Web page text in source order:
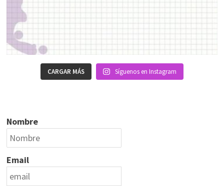
CARGAR MÁS Síguenos en Instagram
Nombre
Email